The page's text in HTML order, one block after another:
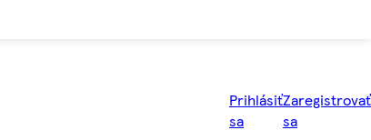
Prihlásiť
sa
Zaregistrovať
sa